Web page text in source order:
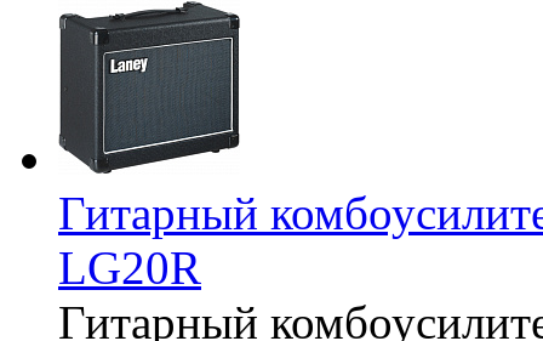
Гитарный
LG20R
Гитарный